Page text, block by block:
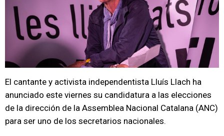
El cantante y activista independentista Lluís Llach ha
anunciado este viernes su candidatura a las elecciones
de la dirección de la Assemblea Nacional Catalana (ANC)
para ser uno de los secretarios nacionales.